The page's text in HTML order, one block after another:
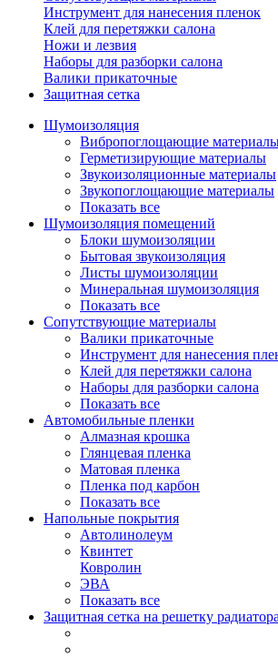
Инструмент для нанесения пленок
Клей для перетяжки салона
Ножи и лезвия
Наборы для разборки салона
Валики прикаточные
Защитная сетка
Шумоизоляция
Вибропоглощающие
Герметизирующие материалы
Звукоизоляционные материалы
Звукопоглощающие материалы
Показать все
Шумоизоляция помещений
Блоки шумоизоляции
Бытовая звукоизоляция
Листы шумоизоляции
Минеральная шумоизоляция
Показать все
Сопутствующие материалы
Валики прикаточные
Инструмент для нанесения
Клей для перетяжки салона
Наборы для разборки салона
Показать все
Автомобильные пленки
Алмазная крошка
Глянцевая пленка
Матовая пленка
Пленка под карбон
Показать все
Напольные покрытия
Автолинолеум
Квинтет
Ковролин
ЭВА
Показать все
Защитная сетка на решетку радиатора